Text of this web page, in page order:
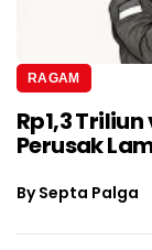
RAGAM
Rp1,3
Perusak
BySepta Palga